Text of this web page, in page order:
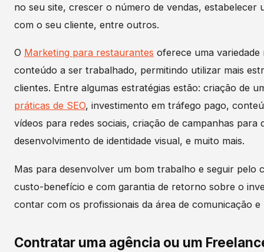
no seu site, crescer o número de vendas, estabelecer
com o seu cliente, entre outros.
O Marketing para restaurantes oferece uma variedade
conteúdo a ser trabalhado, permitindo utilizar mais
clientes. Entre algumas estratégias estão: criação de
práticas de SEO, investimento em tráfego pago,
vídeos para redes sociais, criação de campanhas para
desenvolvimento de identidade visual, e muito mais.
Mas para desenvolver um bom trabalho e seguir pelo
custo-benefício e com garantia de retorno sobre o
contar com os profissionais da área de comunicação e
Contratar uma agência ou um